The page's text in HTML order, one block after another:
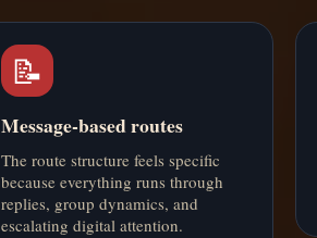
📝
Message-based routes
The route structure feels specific
because everything runs through
replies, group dynamics, and
escalating digital attention.